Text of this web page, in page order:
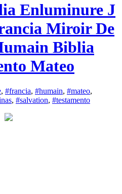
Enluminure J
Miroir De
Biblia
Mateo
, #francia, #humain, #mateo,
, #salvation, #testamento